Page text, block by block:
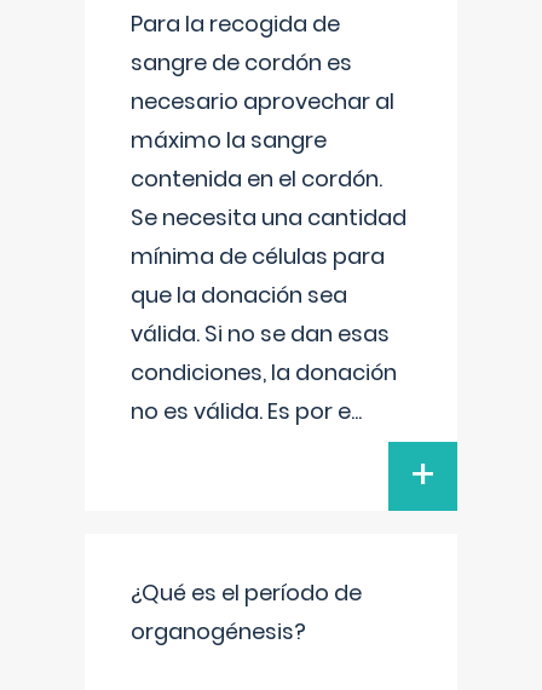
Para la recogida de
sangre de cordón es
necesario aprovechar al
máximo la sangre
contenida en el cordón.
Se necesita una cantidad
mínima de células para
que la donación sea
válida. Si no se dan esas
condiciones, la donación
no es válida. Es por e...
+
¿Qué es el período de
organogénesis?